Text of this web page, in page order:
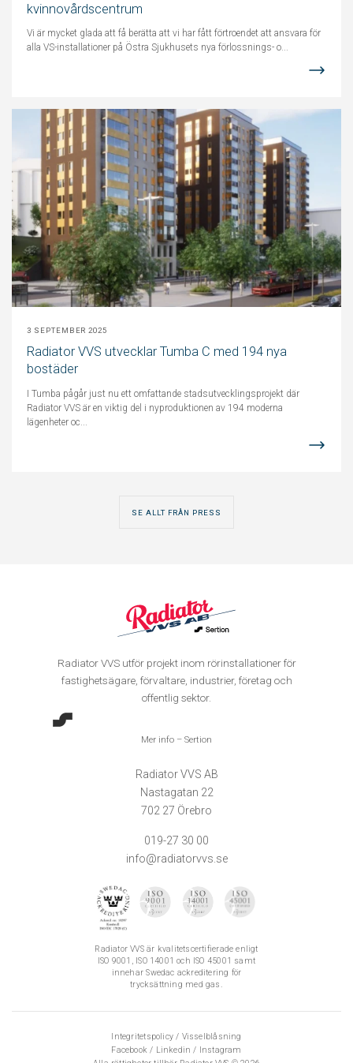
kvinnovårdscentrum
Vi är mycket glada att få berätta att vi har fått förtroendet att ansvara för
alla VS-installationer på Östra Sjukhusets nya förlossnings- o...
3 SEPTEMBER 2025
Radiator VVS utvecklar Tumba C med 194 nya
bostäder
I Tumba pågår just nu ett omfattande stadsutvecklingsprojekt där
Radiator VVS är en viktig del i nyproduktionen av 194 moderna
lägenheter oc...
SE ALLT FRÅN PRESS
Radiator VVS utför projekt inom rörinstallationer för
fastighetsägare, förvaltare, industrier, företag och
offentlig sektor.
Mer info – Sertion
Radiator VVS AB
Nastagatan 22
702 27 Örebro
019-27 30 00
info@radiatorvvs.se
Radiator VVS är kvalitetscertifierade enligt
ISO 9001, ISO 14001 och ISO 45001 samt
innehar Swedac ackreditering för
trycksättning med gas.
Integritetspolicy / Visselblåsning
Facebook / Linkedin / Instagram